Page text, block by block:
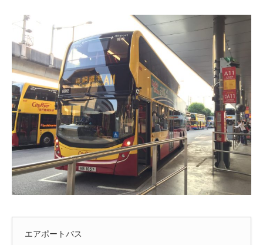
エアポートバス